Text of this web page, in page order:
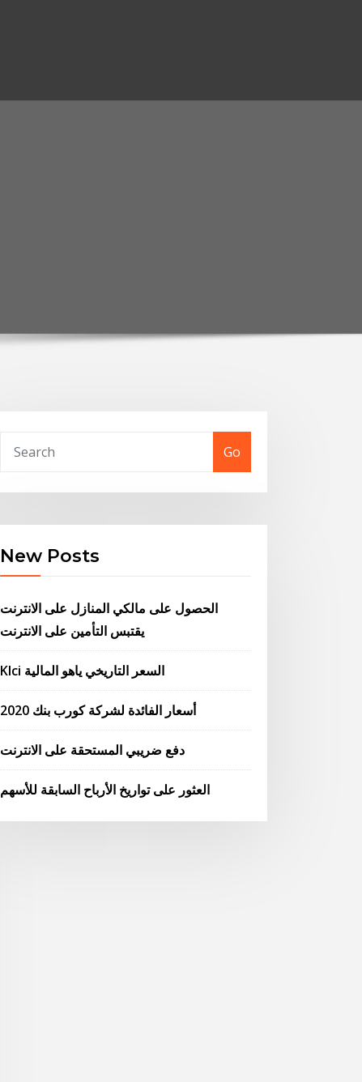
Go
New Posts
الحصول على مالكي المنازل على الانترنت
يقتبس التأمين على الانترنت
Klci السعر التاريخي ياهو المالية
أسعار الفائدة لشركة كورب بنك 2020
دفع ضريبي المستحقة على الانترنت
العثور على تواريخ الأرباح السابقة للأسهم